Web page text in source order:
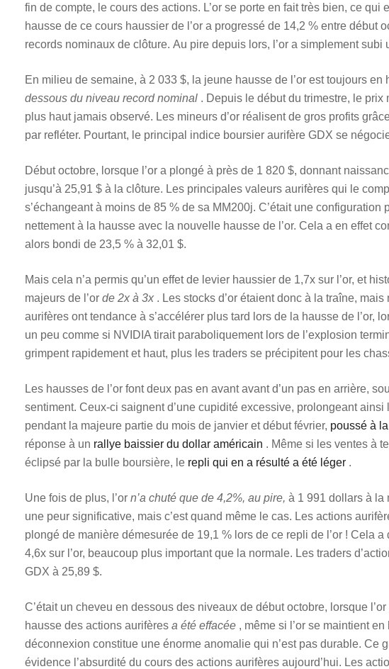
fin de compte, le cours des actions. L’or se porte en fait très bien, ce
hausse de ce cours haussier de l’or a progressé de 14,2 % entre début
records nominaux de clôture. Au pire depuis lors, l’or a simplement subi
En milieu de semaine, à 2 033 $, la jeune hausse de l’or est toujours en
dessous du niveau record nominal . Depuis le début du trimestre, le prix
plus haut jamais observé. Les mineurs d’or réalisent de gros profits
par refléter. Pourtant, le principal indice boursier aurifère GDX se
Début octobre, lorsque l’or a plongé à près de 1 820 $, donnant
jusqu’à 25,91 $ à la clôture. Les principales valeurs aurifères qui le
s’échangeant à moins de 85 % de sa MM200j. C’était une
nettement à la hausse avec la nouvelle hausse de l’or. Cela a en effet
alors bondi de 23,5 % à 32,01 $.
Mais cela n’a permis qu’un effet de levier haussier de 1,7x sur l’or, et
majeurs de l’or de 2x à 3x . Les stocks d’or étaient donc à la traîne,
aurifères ont tendance à s’accélérer plus tard lors de la hausse de l’or,
un peu comme si NVIDIA tirait paraboliquement lors de l’explosion
grimpent rapidement et haut, plus les traders se précipitent pour les
Les hausses de l’or font deux pas en avant avant d’un pas en arrière,
sentiment. Ceux-ci saignent d’une cupidité excessive, prolongeant ainsi
pendant la majeure partie du mois de janvier et début février, poussé à
réponse à un rallye baissier du dollar américain . Même si les ventes à
éclipsé par la bulle boursière, le repli qui en a résulté a été léger .
Une fois de plus, l’or n’a chuté que de 4,2%, au pire, à 1 991 dollars à la
une peur significative, mais c’est quand même le cas. Les actions
plongé de manière démesurée de 19,1 % lors de ce repli de l’or ! Cela
4,6x sur l’or, beaucoup plus important que la normale. Les traders
GDX à 25,89 $.
C’était un cheveu en dessous des niveaux de début octobre, lorsque
hausse des actions aurifères a été effacée , même si l’or se maintient
déconnexion constitue une énorme anomalie qui n’est pas durable. Ce
évidence l’absurdité du cours des actions aurifères aujourd’hui. Les